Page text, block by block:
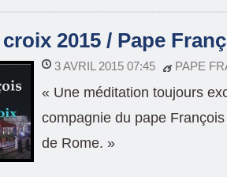
2015 / Pape
3 AVRIL 2015 07:45 PAPE
« Une méditation toujours
compagnie du pape
de Rome. »